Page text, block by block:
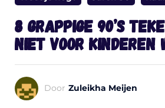
8 grappige 90’s
niet voor kinderen
Door Zuleikha Meijen